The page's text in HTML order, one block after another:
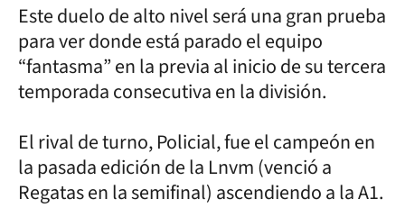
Este duelo de alto nivel será una gran prueba
para ver donde está parado el equipo
“fantasma” en la previa al inicio de su tercera
temporada consecutiva en la división.
El rival de turno, Policial, fue el campeón en
la pasada edición de la Lnvm (venció a
Regatas en la semifinal) ascendiendo a la A1.